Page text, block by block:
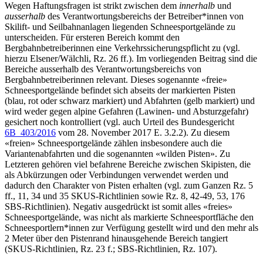
Wegen Haftungsfragen ist strikt zwischen dem innerhalb und
ausserhalb des Verantwortungsbereichs der Betreiber*innen von
Skilift- und Seilbahnanlagen liegenden Schneesportgelände zu
unterscheiden. Für ersteren Bereich kommt den
Bergbahnbetreiberinnen eine Verkehrssicherungspflicht zu (vgl.
hierzu Elsener/Wälchli, Rz. 26 ff.). Im vorliegenden Beitrag sind die
Bereiche ausserhalb des Verantwortungsbereichs von
Bergbahnbetreiberinnen relevant. Dieses sogenannte «freie»
Schneesportgelände befindet sich abseits der markierten Pisten
(blau, rot oder schwarz markiert) und Abfahrten (gelb markiert) und
wird weder gegen alpine Gefahren (Lawinen- und Absturzgefahr)
gesichert noch kontrolliert (vgl. auch Urteil des Bundesgericht
6B_403/2016 vom 28. November 2017 E. 3.2.2). Zu diesem
«freien» Schneesportgelände zählen insbesondere auch die
Variantenabfahrten und die sogenannten «wilden Pisten». Zu
Letzteren gehören viel befahrene Bereiche zwischen Skipisten, die
als Abkürzungen oder Verbindungen verwendet werden und
dadurch den Charakter von Pisten erhalten (vgl. zum Ganzen Rz. 5
ff., 11, 34 und 35 SKUS-Richtlinien sowie Rz. 8, 42-49, 53, 176
SBS-Richtlinien). Negativ ausgedrückt ist somit alles «freies»
Schneesportgelände, was nicht als markierte Schneesportfläche den
Schneesportlern*innen zur Verfügung gestellt wird und den mehr als
2 Meter über den Pistenrand hinausgehende Bereich tangiert
(SKUS-Richtlinien, Rz. 23 f.; SBS-Richtlinien, Rz. 107).